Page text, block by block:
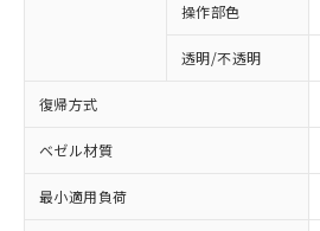
操作部色
透明/不透明
復帰方式
ベゼル材質
最小適用負荷